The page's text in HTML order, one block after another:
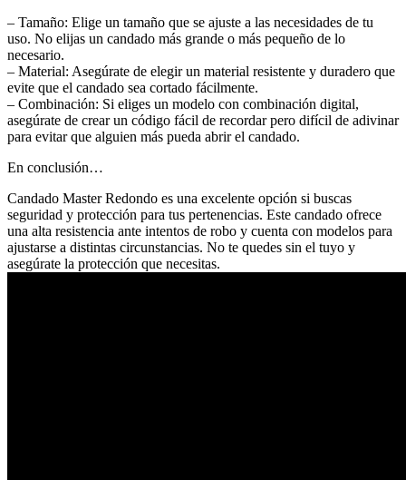
– Tamaño: Elige un tamaño que se ajuste a las necesidades de tu
uso. No elijas un candado más grande o más pequeño de lo
necesario.
– Material: Asegúrate de elegir un material resistente y duradero que
evite que el candado sea cortado fácilmente.
– Combinación: Si eliges un modelo con combinación digital,
asegúrate de crear un código fácil de recordar pero difícil de adivinar
para evitar que alguien más pueda abrir el candado.
En conclusión…
Candado Master Redondo es una excelente opción si buscas
seguridad y protección para tus pertenencias. Este candado ofrece
una alta resistencia ante intentos de robo y cuenta con modelos para
ajustarse a distintas circunstancias. No te quedes sin el tuyo y
asegúrate la protección que necesitas.